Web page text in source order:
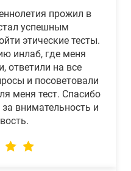
прожил в
успешным
этические тесты.
инлаб, где меня
ответили на все
и посоветовали
меня тест. Спасибо
внимательность и